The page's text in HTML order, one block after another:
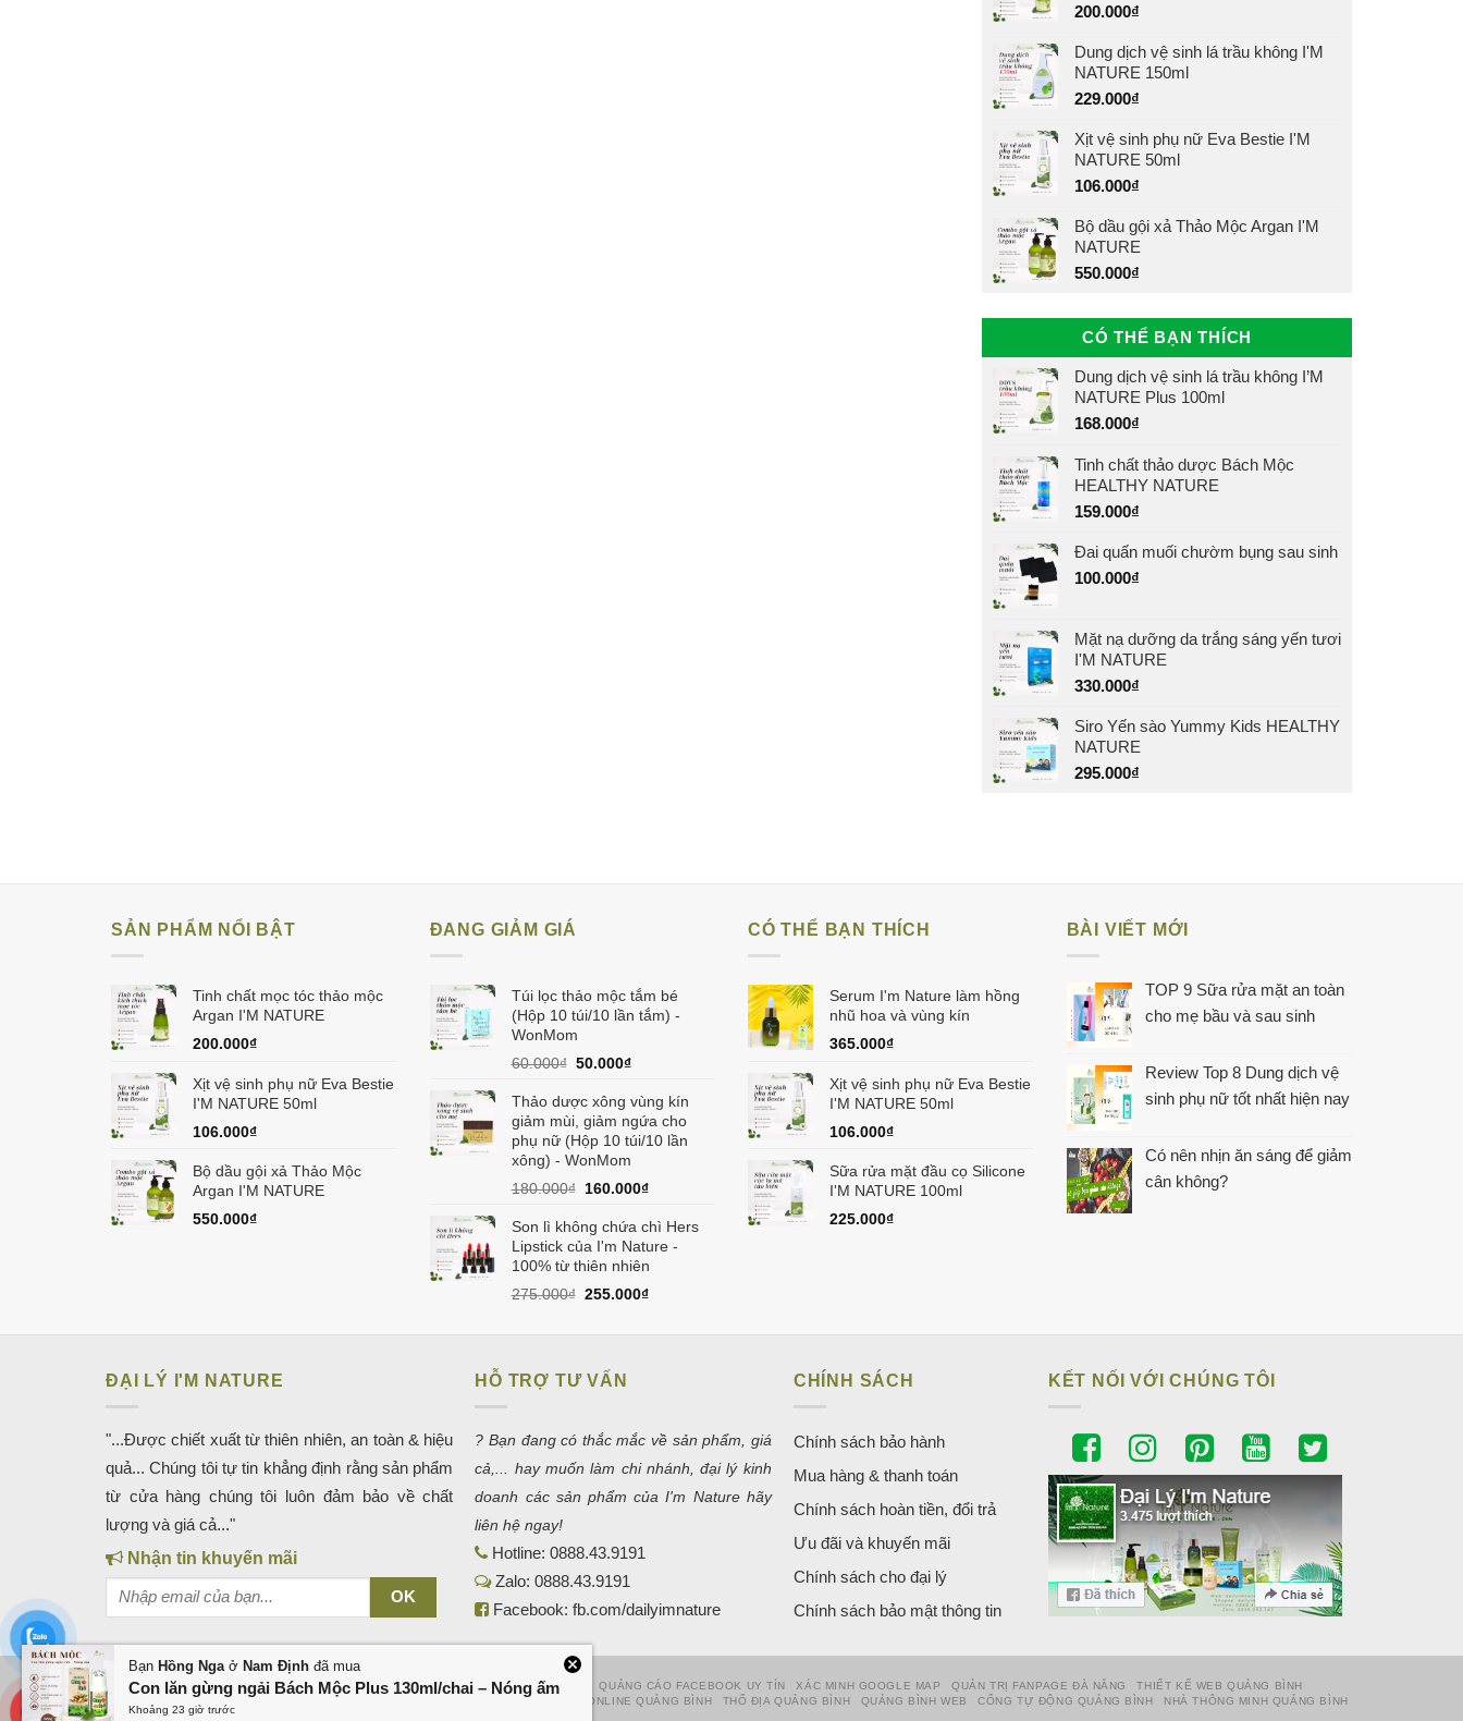
200.000₫
Dung dịch vệ sinh lá trầu không I'M
NATURE 150ml
229.000₫
Xịt vệ sinh phụ nữ Eva Bestie I'M
NATURE 50ml
106.000₫
Bộ dầu gội xả Thảo Mộc Argan I'M
NATURE
550.000₫
CÓ THỂ BẠN THÍCH
Dung dịch vệ sinh lá trầu không I’M
NATURE Plus 100ml
168.000₫
Tinh chất thảo dược Bách Mộc
HEALTHY NATURE
159.000₫
Đai quấn muối chườm bụng sau sinh
100.000₫
Mặt nạ dưỡng da trắng sáng yến tươi
I'M NATURE
330.000₫
Siro Yến sào Yummy Kids HEALTHY
NATURE
295.000₫
SẢN PHẨM NỔI BẬT
Tinh chất mọc tóc thảo mộc
Argan I'M NATURE
200.000₫
Xịt vệ sinh phụ nữ Eva Bestie
I'M NATURE 50ml
106.000₫
Bộ dầu gội xả Thảo Mộc
Argan I'M NATURE
550.000₫
ĐANG GIẢM GIÁ
Túi lọc thảo mộc tắm bé
(Hộp 10 túi/10 lần tắm) -
WonMom
60.000₫ Giá
là:
60.000₫.
50.000₫Giá
tại
là:
50.000₫.
Thảo dược xông vùng kín
giảm mùi, giảm ngứa cho
phụ nữ (Hộp 10 túi/10 lần
xông) - WonMom
180.000₫ Giá
là:
180.000₫.
160.000₫Giá
tại
là:
160.000₫.
Son lì không chứa chì Hers
Lipstick của I'm Nature -
100% từ thiên nhiên
275.000₫ Giá
255.000₫Giá
CÓ THỂ BẠN THÍCH
Serum I'm Nature làm hồng
nhũ hoa và vùng kín
365.000₫
Xịt vệ sinh phụ nữ Eva Bestie
I'M NATURE 50ml
106.000₫
Sữa rửa mặt đầu cọ Silicone
I'M NATURE 100ml
225.000₫
BÀI VIẾT MỚI
TOP 9 Sữa rửa mặt an toàn
cho mẹ bầu và sau sinh
Review Top 8 Dung dịch vệ
sinh phụ nữ tốt nhất hiện nay
Có nên nhịn ăn sáng để giảm
cân không?
ĐẠI LÝ I'M NATURE
"...Được chiết xuất từ thiên nhiên, an toàn & hiệu
quả... Chúng tôi tự tin khẳng định rằng sản phẩm
từ cửa hàng chúng tôi luôn đảm bảo về chất
lượng và giá cả..."
Nhận tin khuyến mãi
HỖ TRỢ TƯ VẤN
? Bạn đang có thắc mắc về sản phẩm, giá
cả,... hay muốn làm chi nhánh, đại lý kinh
doanh các sản phẩm của I'm Nature hãy
liên hệ ngay!
Hotline:0888.43.9191
Zalo:0888.43.9191
Facebook:fb.com/dailyimnature
CHÍNH SÁCH
Chính sách bảo hành
Mua hàng & thanh toán
Chính sách hoàn tiền, đổi trả
Ưu đãi và khuyến mãi
Chính sách cho đại lý
Chính sách bảo mật thông tin
KẾT NỐI VỚI CHÚNG TÔI
KHO GIAO DIỆN WEB QUẢNG CÁO GOOGLE QUẢN TRỊ WEBSITE UY TÍN QUẢNG CÁO FACEBOOK UY TÍN XÁC MINH GOOGLE MAP QUẢN TRỊ FANPAGE ĐÀ NẴNG
THIẾT KẾ WEB QUẢNG BÌNH
QUẢN TRỊ FANPAGE QUẢNG BÌNH
THIẾT KẾ WEB TẠI ĐỒNG HỚI MARKETING ONLINE QUẢNG BÌNH THỔ ĐỊA QUẢNG BÌNH QUẢNG BÌNH WEB CỔNG TỰ ĐỘNG QUẢNG BÌNH NHÀ THÔNG MINH QUẢNG BÌNH
Bạn Hồng Nga ở Nam Định đã mua
Con lăn gừng ngải Bách Mộc Plus 130ml/chai – Nóng ấm
Khoảng 23 giờ trước